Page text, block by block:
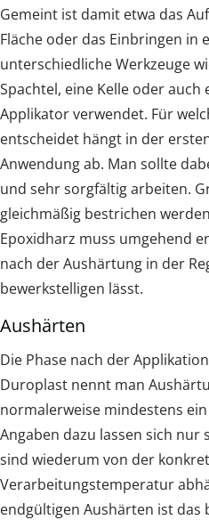
Gemeint ist damit etwa das
Fläche oder das Einbringen in
unterschiedliche Werkzeuge
Spachtel, eine Kelle oder auch
Applikator verwendet. Für
entscheidet hängt in der
Anwendung ab. Man sollte
und sehr sorgfältig arbeiten.
gleichmäßig bestrichen
Epoxidharz muss umgehend
nach der Aushärtung in der
bewerkstelligen lässt.
Aushärten
Die Phase nach der
Duroplast nennt man
normalerweise mindestens
Angaben dazu lassen sich nur
sind wiederum von der
Verarbeitungstemperatur
endgültigen Aushärten ist das